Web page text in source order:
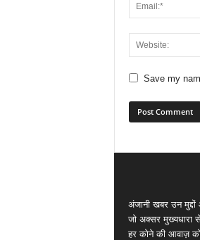
Save my
अंजानी खबर उन
जो अक्सर मुख्यधारा
हर कोने की आवाज़